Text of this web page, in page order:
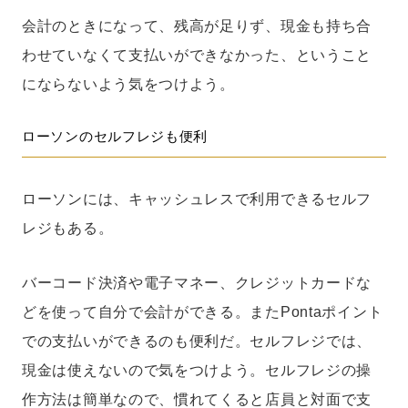
会計のときになって、残高が足りず、現金も持ち合
わせていなくて支払いができなかった、ということ
にならないよう気をつけよう。
ローソンのセルフレジも便利
ローソンには、キャッシュレスで利用できるセルフ
レジもある。
バーコード決済や電子マネー、クレジットカードな
どを使って自分で会計ができる。またPontaポイント
での支払いができるのも便利だ。セルフレジでは、
現金は使えないので気をつけよう。セルフレジの操
作方法は簡単なので、慣れてくると店員と対面で支